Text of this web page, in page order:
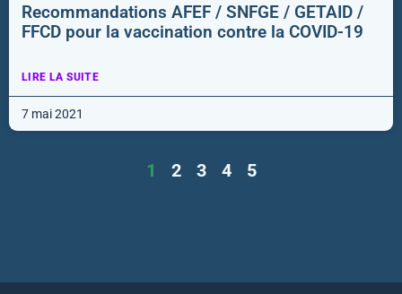
Recommandations AFEF / SNFGE / GETAID /
FFCD pour la vaccination contre la COVID-19
LIRE LA SUITE
7 mai 2021
1 2 3 4 5